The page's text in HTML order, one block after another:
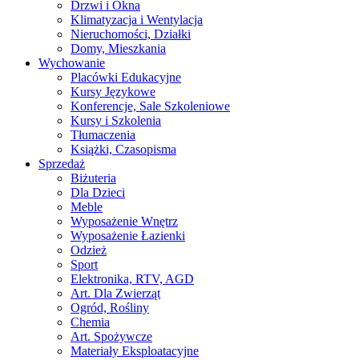
Drzwi i Okna
Klimatyzacja i Wentylacja
Nieruchomości, Działki
Domy, Mieszkania
Wychowanie
Placówki Edukacyjne
Kursy Językowe
Konferencje, Sale Szkoleniowe
Kursy i Szkolenia
Tłumaczenia
Książki, Czasopisma
Sprzedaż
Biżuteria
Dla Dzieci
Meble
Wyposażenie Wnętrz
Wyposażenie Łazienki
Odzież
Sport
Elektronika, RTV, AGD
Art. Dla Zwierząt
Ogród, Rośliny
Chemia
Art. Spożywcze
Materiały Eksploatacyjne